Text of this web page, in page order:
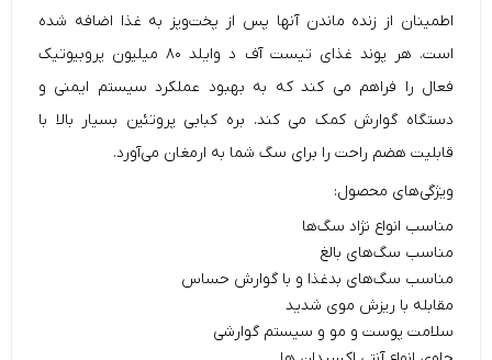
اطمینان از زنده ماندن آنها پس از پخت‌و‌پز به غذا اضافه شده
است. هر پوند غذای تیست آف د وایلد
۸۰ میلیون پروبیوتیک
فعال را فراهم می کند که به بهبود عملکرد سیستم ایمنی و
دستگاه گوارش کمک می کند. بره کبابی پروتئین بسیار بالا با
قابلیت هضم راحت را برای سگ شما به ارمغان می‌آورد.
ویژگی‌های محصول:
مناسب انواع نژاد سگ‌ها
مناسب سگ‌های بالغ
مناسب سگ‌های بدغذا و با گوارش حساس
مقابله با ریزش موی شدید
سلامت پوست‌ و‌ مو و سیستم گوارشی